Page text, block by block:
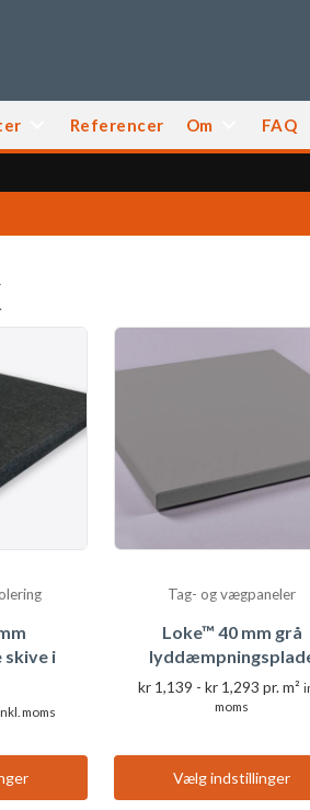
Referencer Om FAQ
i
moms
Tag- og vægpaneler
Loke™ 40 mm grå
kr1,139 - kr1,293 pr. m²
moms
Vælg indstillinger
produkt
har